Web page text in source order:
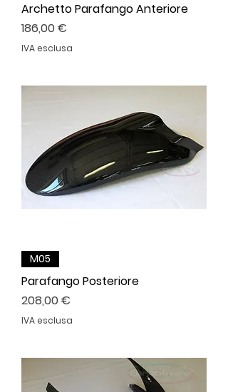
Archetto Parafango Anteriore
Prezzo
186,00 €
IVA esclusa
M05
Parafango Posteriore
Prezzo
208,00 €
IVA esclusa